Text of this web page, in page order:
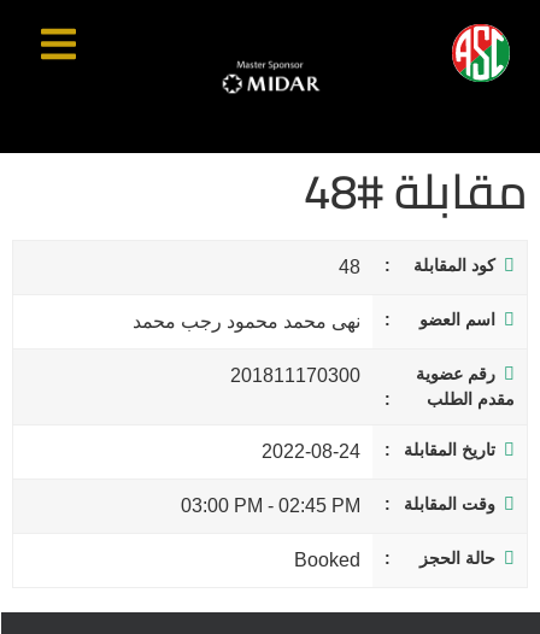
مقابلة #48
كود المقابلة 48
اسم العضو نهى محمد محمود رجب محمد
رقم عضوية
مقدم الطلب
201811170300
تاريخ المقابلة 2022-08-24
وقت المقابلة 02:45 PM
-
03:00 PM
حالة الحجز Booked